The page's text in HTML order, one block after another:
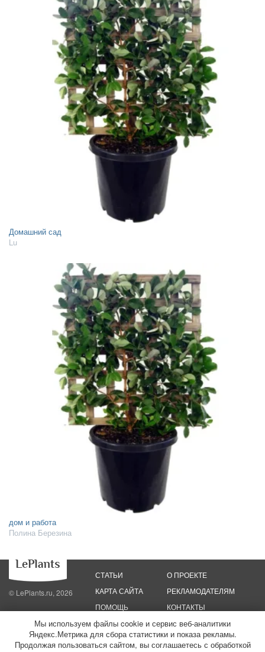
Домашний сад
Lu
дом и работа
Полина Березина
© LePlants.ru, 2026
СТАТЬИ
КАРТА САЙТА
ПОМОЩЬ
О ПРОЕКТЕ
РЕКЛАМОДАТЕЛЯМ
КОНТАКТЫ
Политика конфиденциальности
Политика использования файлов cookie
Пользовательское соглашение
Редакционные стандарты
Мы используем файлы cookie и сервис веб-аналитики
Яндекс.Метрика для сбора статистики и показа рекламы.
Продолжая пользоваться сайтом, вы соглашаетесь с обработкой